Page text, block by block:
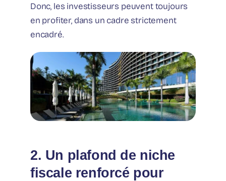
Donc, les investisseurs peuvent toujours
en profiter, dans un cadre strictement
encadré.
2. Un plafond de niche
fiscale renforcé pour